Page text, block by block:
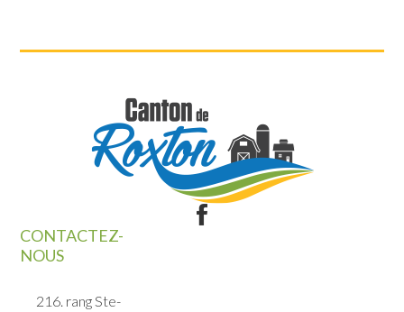
CONTACTEZ-
NOUS
216. rang Ste-